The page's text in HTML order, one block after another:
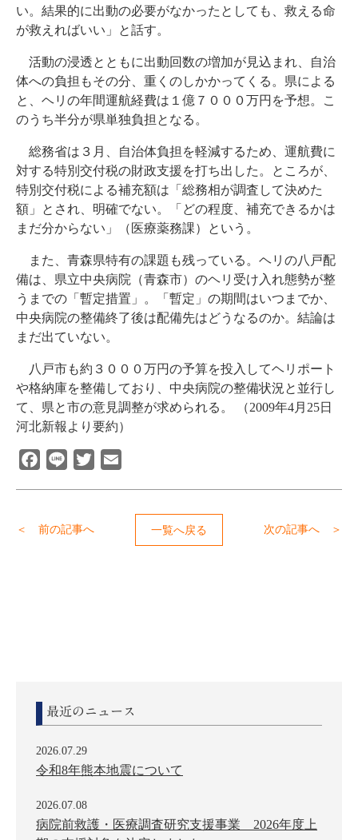
い。結果的に出動の必要がなかったとしても、救える命
が救えればいい」と話す。
活動の浸透とともに出動回数の増加が見込まれ、自治
体への負担もその分、重くのしかかってくる。県による
と、ヘリの年間運航経費は１億７０００万円を予想。こ
のうち半分が県単独負担となる。
総務省は３月、自治体負担を軽減するため、運航費に
対する特別交付税の財政支援を打ち出した。ところが、
特別交付税による補充額は「総務相が調査して決めた
額」とされ、明確でない。「どの程度、補充できるかは
まだ分からない」（医療薬務課）という。
また、青森県特有の課題も残っている。ヘリの八戸配
備は、県立中央病院（青森市）のヘリ受け入れ態勢が整
うまでの「暫定措置」。「暫定」の期間はいつまでか、
中央病院の整備終了後は配備先はどうなるのか。結論は
まだ出ていない。
八戸市も約３０００万円の予算を投入してヘリポート
や格納庫を整備しており、中央病院の整備状況と並行し
て、県と市の意見調整が求められる。 （2009年4月25日
河北新報より要約）
Facebook
Line Twitter
＜ 前の記事へ 一覧へ戻る 次の記事へ ＞
最近のニュース
2026.07.29
令和8年熊本地震について
2026.07.08
病院前救護・医療調査研究支援事業 2026年度上